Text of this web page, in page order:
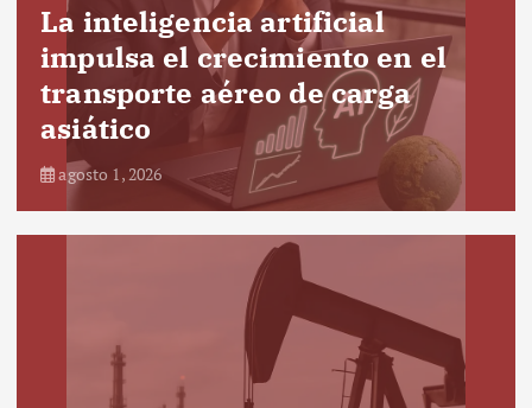
La inteligencia artificial
impulsa el crecimiento en el
transporte aéreo de carga
asiático
agosto 1, 2026